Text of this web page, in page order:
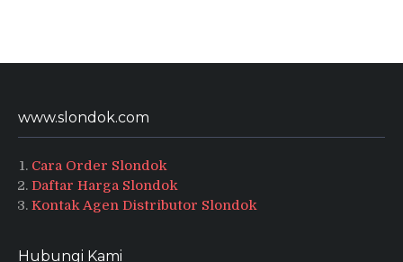
www.slondok.com
Cara Order Slondok
Daftar Harga Slondok
Kontak Agen Distributor Slondok
Hubungi Kami